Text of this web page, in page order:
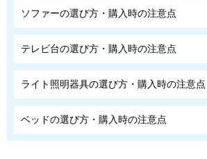
ソファーの選び方・購入時の注意点
テレビ台の選び方・購入時の注意点
ライト照明器具の選び方・購入時の注意点
ベッドの選び方・購入時の注意点